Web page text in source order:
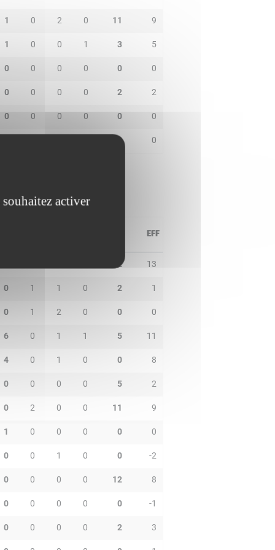
1 0 2 0 11 9
1 0 0 1 3 5
0 0 0 0 0 0
0 0 0 0 2 2
0 0 0 0 0 0
0 0
EFF
22 13
0 1 1 0 2 1
0 1 2 0 0 0
6 0 1 1 5 11
4 0 1 0 0 8
0 0 0 0 5 2
0 2 0 0 11 9
1 0 0 0 0 0
0 0 1 0 0 -2
0 0 0 0 12 8
0 0 0 0 0 -1
0 0 0 0 2 3
activer